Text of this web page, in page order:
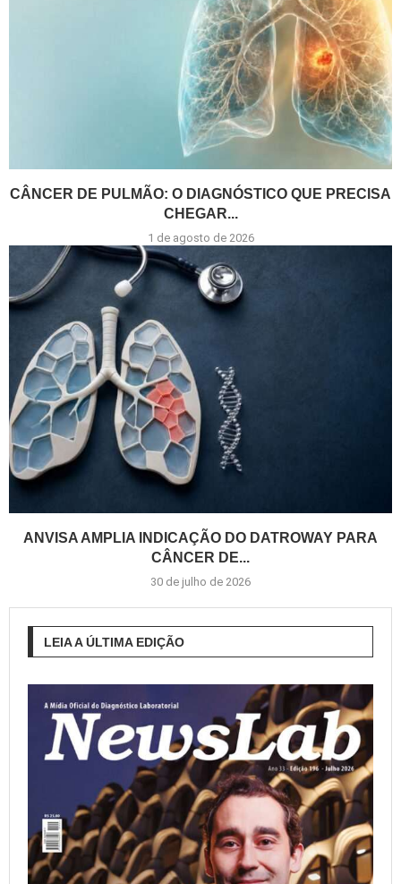
CÂNCER DE PULMÃO: O DIAGNÓSTICO QUE PRECISA
CHEGAR...
1 de agosto de 2026
ANVISA AMPLIA INDICAÇÃO DO DATROWAY PARA
CÂNCER DE...
30 de julho de 2026
LEIA A ÚLTIMA EDIÇÃO